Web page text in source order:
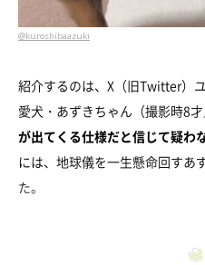
@kuroshibaazuki
紹介するのは、X（旧Twitter）
愛犬・あずきちゃん（撮影時8才
が出てくる仕様だと信じて疑わ
には、地球儀を一生懸命回すあ
た。